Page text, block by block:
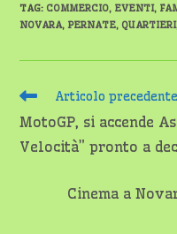
TAG: COMMERCIO, EVENTI,
NOVARA, PERNATE, QUARTIERI
Leggi
articoli
Articolo precedente
MotoGP, si accende
Velocità” pronto a
Cinema a